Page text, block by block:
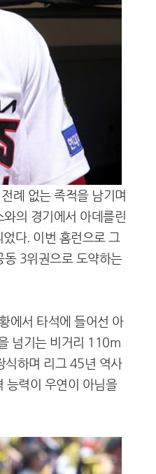
례 없는 족적을 남기며
의 경기에서 아데를린
다. 이번 홈런으로 그
3위권으로 도약하는
에서 타석에 들어선 아
넘기는 비거리 110m
식하며 리그 45년 역사
능력이 우연이 아님을